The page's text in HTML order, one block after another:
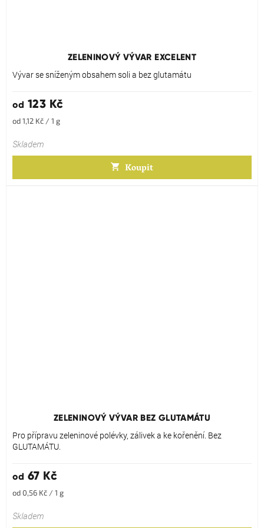
ZELENINOVÝ VÝVAR EXCELENT
5,0
hvězdiček.
Vývar se sníženým obsahem soli a bez glutamátu
od 123 Kč
Měrná
od 1,12 Kč / 1 g
Skladem
Koupit
ZELENINOVÝ VÝVAR BEZ GLUTAMÁTU
5,0
z
hvězdiček.
Pro přípravu zeleninové polévky, zálivek a ke kořenění. Bez
GLUTAMÁTU.
od 67 Kč
Měrná
od 0,56 Kč / 1 g
Skladem